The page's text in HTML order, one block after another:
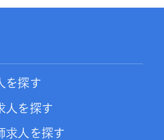
を探す
人を探す
求人を探す